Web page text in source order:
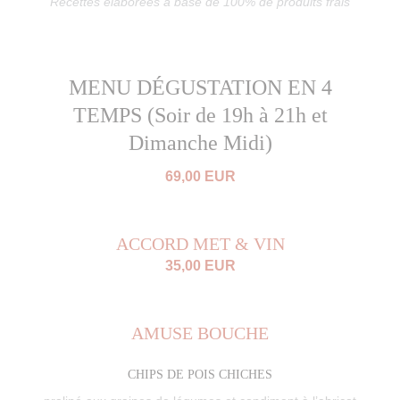
MENU DÉGUSTATION EN 4
TEMPS (Soir de 19h à 21h et
Dimanche Midi)
69,00 EUR
ACCORD MET & VIN
35,00 EUR
AMUSE BOUCHE
CHIPS DE POIS CHICHES